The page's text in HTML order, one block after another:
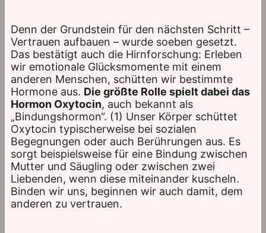
Denn der Grundstein für den nächsten Schritt –
Vertrauen aufbauen – wurde soeben gesetzt.
Das bestätigt auch die Hirnforschung: Erleben
wir emotionale Glücksmomente mit einem
anderen Menschen, schütten wir bestimmte
Hormone aus. Die größte Rolle spielt dabei das
Hormon Oxytocin, auch bekannt als
„Bindungshormon“. (1) Unser Körper schüttet
Oxytocin typischerweise bei sozialen
Begegnungen oder auch Berührungen aus. Es
sorgt beispielsweise für eine Bindung zwischen
Mutter und Säugling oder zwischen zwei
Liebenden, wenn diese miteinander kuscheln.
Binden wir uns, beginnen wir auch damit, dem
anderen zu vertrauen.